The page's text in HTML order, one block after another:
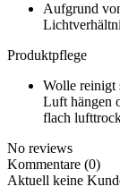
Aufgrund
Produktpflege
Wolle reinigt
Luft hängen
flach
No reviews
Kommentare (0)
Aktuell keine